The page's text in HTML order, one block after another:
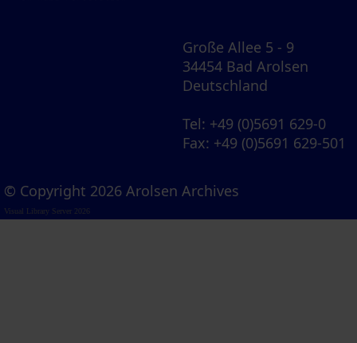
Große Allee 5 - 9
34454 Bad Arolsen
Deutschland
Tel: +49 (0)5691 629-0
Fax: +49 (0)5691 629-501
© Copyright 2026 Arolsen Archives
Visual Library Server 2026